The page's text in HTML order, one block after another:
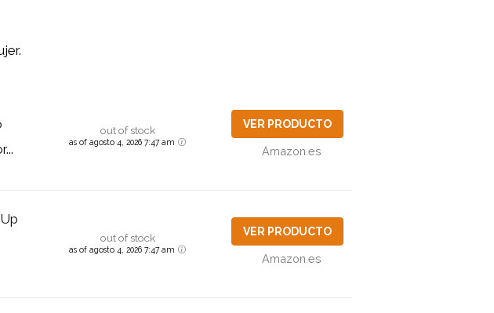
out of stock
as of agosto 4, 2026 7:47 am
VER PRODUCTO
Amazon.es
out of stock
as of agosto 4, 2026 7:47 am
VER PRODUCTO
Amazon.es